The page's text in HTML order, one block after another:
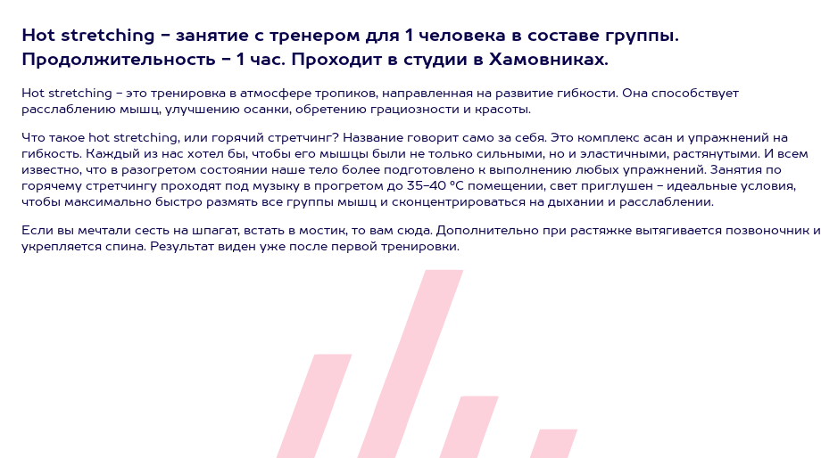
Hot stretching - занятие с тренером для 1 человека в составе группы.
Продолжительность - 1 час. Проходит в студии в Хамовниках.
Hot stretching - это тренировка в атмосфере тропиков, направленная на развитие гибкости. Она способствует
расслаблению мышц, улучшению осанки, обретению грациозности и красоты.
Что такое hot stretching, или горячий стретчинг? Название говорит само за себя. Это комплекс асан и упражнений на
гибкость. Каждый из нас хотел бы, чтобы его мышцы были не только сильными, но и эластичными, растянутыми. И всем
известно, что в разогретом состоянии наше тело более подготовлено к выполнению любых упражнений. Занятия по
горячему стретчингу проходят под музыку в прогретом до 35-40 °C помещении, свет приглушен - идеальные условия,
чтобы максимально быстро размять все группы мышц и сконцентрироваться на дыхании и расслаблении.
Если вы мечтали сесть на шпагат, встать в мостик, то вам сюда. Дополнительно при растяжке вытягивается позвоночник и
укрепляется спина. Результат виден уже после первой тренировки.